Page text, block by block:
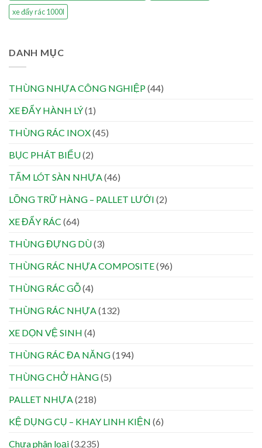
xe đẩy rác 1000l
DANH MỤC
THÙNG NHỰA CÔNG NGHIỆP(44)
XE ĐẨY HÀNH LÝ(1)
THÙNG RÁC INOX(45)
BỤC PHÁT BIỂU(2)
TẤM LÓT SÀN NHỰA (46)
LỒNG TRỮ HÀNG – PALLET LƯỚI (2)
XE ĐẨY RÁC (64)
THÙNG ĐỰNG DÙ(3)
THÙNG RÁC NHỰA COMPOSITE(96)
THÙNG RÁC GỖ(4)
THÙNG RÁC NHỰA (132)
XE DỌN VỆ SINH (4)
THÙNG RÁC ĐA NĂNG(194)
THÙNG CHỞ HÀNG(5)
PALLET NHỰA (218)
KỆ DỤNG CỤ – KHAY LINH KIỆN (6)
Chưa phân loại(3.235)